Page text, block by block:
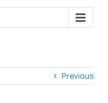
Previous